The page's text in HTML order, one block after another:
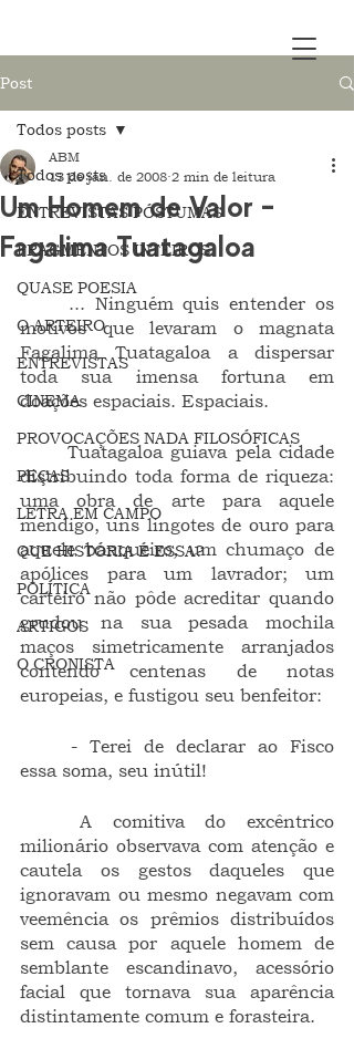
Post
Todos posts
ENTREVISTAS PÓSTUMAS
FRAGMENTOS INTEIROS
QUASE POESIA
O ARTEIRO
ENTREVISTAS
CINEMA
PROVOCAÇÕES NADA FILOSÓFICAS
PEÇAS
LETRA EM CAMPO
QUE HISTÓRIA É ESSA?
POLÍTICA
ARTIGOS
O CRONISTA
Todos posts
Um Homem de Valor –
Fagalima Tuatagaloa
ABM
13 de jan. de 2008 2 min de leitura
motivos que levaram o magnata
Fagalima Tuatagaloa a dispersar
toda sua imensa fortuna em
doações espaciais. Espaciais.
distribuindo toda forma de riqueza:
uma obra de arte para aquele
mendigo, uns lingotes de ouro para
aquele banqueiro, um chumaço de
apólices para um lavrador; um
carteiro não pôde acreditar quando
grudou na sua pesada mochila
maços simetricamente arranjados
contendo centenas de notas
europeias, e fustigou seu benfeitor:
essa soma, seu inútil!
milionário observava com atenção e
cautela os gestos daqueles que
ignoravam ou mesmo negavam com
veemência os prêmios distribuídos
sem causa por aquele homem de
semblante escandinavo, acessório
facial que tornava sua aparência
distintamente comum e forasteira.